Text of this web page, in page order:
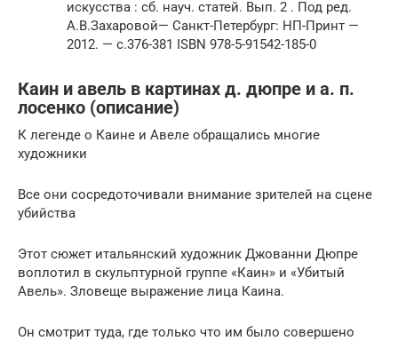
искусства : сб. науч. статей. Вып. 2 . Под ред.
А.В.Захаровой— Санкт-Петербург: НП-Принт —
2012. — с.376-381 ISBN 978-5-91542-185-0
Каин и авель в картинах д. дюпре и а. п.
лосенко (описание)
К легенде о Каине и Авеле обращались многие
художники
Все они сосредоточивали внимание зрителей на сцене
убийства
Этот сюжет итальянский художник Джованни Дюпре
воплотил в скульптурной группе «Каин» и «Убитый
Авель». Зловеще выражение лица Каина.
Он смотрит туда, где только что им было совершено